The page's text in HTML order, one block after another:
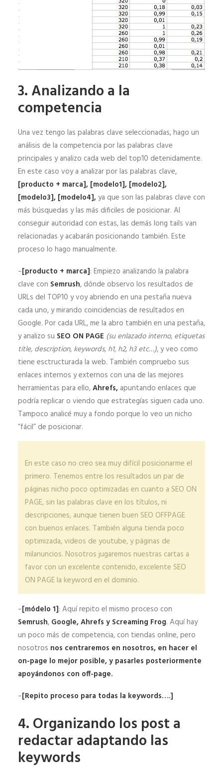
3. Analizando a la
competencia
Una vez tengo las palabras clave seleccionadas, hago un
análisis de la competencia por las palabras clave
principales y analizo cada web del top10 detenidamente.
En este caso voy a analizar por las palabras clave,
[producto + marca], [modelo1], [modelo2],
[modelo3], [modelo4],ya que son las palabras clave con
más búsquedas y las más dificiles de posicionar. Al
conseguir autoridad con estas, las demás long tails van
relacionadas y acabarán posicionando también. Este
proceso lo hago manualmente.
–[producto + marca]: Empiezo analizando la palabra
clave con Semrush, dónde observo los resultados de
URLs del TOP10 y voy abriendo en una pestaña nueva
cada uno, y mirando coincidencias de resultados en
Google. Por cada URL, me la abro también en una pestaña,
y analizo su SEO ON PAGE (su enlazado interno, etiquetas
title, description, keywords, h1, h2, h3 etc…), y veo como
tiene esctructurada la web. También compruebo sus
enlaces internos y externos con una de las mejores
herramientas para ello,Ahrefs, apuntando enlaces que
podría replicar o viendo que estrategías siguen cada uno.
Tampoco analicé muy a fondo porque lo veo un nicho
“fácil” de posicionar.
En este caso no creo sea muy difícil posicionarme el
primero. Tenemos entre los resultados un par de
páginas nicho poco optimizadas en cuanto a SEO ON
PAGE, sin las palabras clave en los títulos, ni
descripciones, aunque tienen buen SEO OFFPAGE
con buenos enlaces. También alguna tienda poco
optimizada, videos de youtube, y páginas de
milanuncios. Nosotros jugaremos nuestras cartas a
favor con un excelente contenido, excelente SEO
ON PAGE la keyword en el dominio.
–[módelo 1]: Aquí repito el mismo proceso con
Semrush, Google, Ahrefs y Screaming Frog. Aquí hay
un poco más de competencia, con tiendas online, pero
nosotros nos centraremos en nosotros, en hacer el
on-page lo mejor posible, y pasarles posteriormente
apoyándonos con off-page.
–[Repito proceso para todas la keywords….]
4. Organizando los post a
redactar adaptando las
keywords